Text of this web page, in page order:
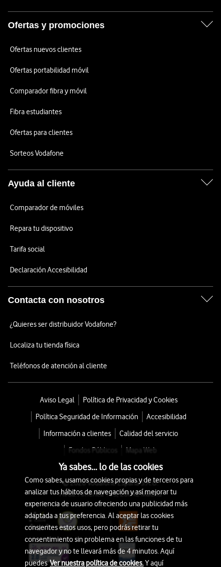
Ofertas y promociones
Ofertas nuevos clientes
Ofertas portabilidad móvil
Comparador fibra y móvil
Fibra estudiantes
Ofertas para clientes
Sorteos Vodafone
Ayuda al cliente
Comparador de móviles
Repara tu dispositivo
Tarifa social
Declaración Accesibilidad
Contacta con nosotros
¿Quieres ser distribuidor Vodafone?
Localiza tu tienda física
Teléfonos de atención al cliente
Aviso Legal
Política de Privacidad y Cookies
Política Seguridad de Información
Accesibilidad
Información a clientes
Calidad del servicio
Fondos Públicos
Mapa Web
© 2026 Vodafone España S.A.U.
Avda. América 115, 28042 Madrid
Ya sabes... lo de las cookies
Como sabes, usamos cookies propias y de terceros para
analizar tus hábitos de navegación y así mejorar tu
experiencia de usuario ofreciendo una publicidad más
adaptada a tus preferencia. Al aceptar las cookies
consientes estos usos, pero podrás retirar tu
consentimiento sin problema en las funciones de tu
navegador y no te llevará más de 4 minutos. Aquí
puedesVer nuestra política de cookies.Y aquí